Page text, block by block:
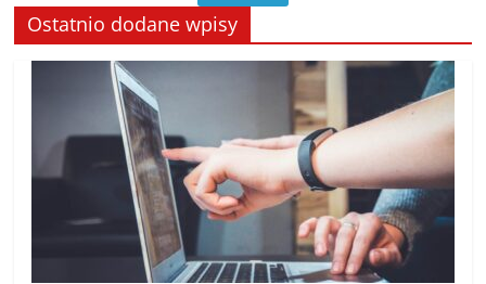
Ostatnio dodane wpisy